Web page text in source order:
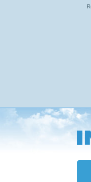
Přejít
na
hlavní
obsah